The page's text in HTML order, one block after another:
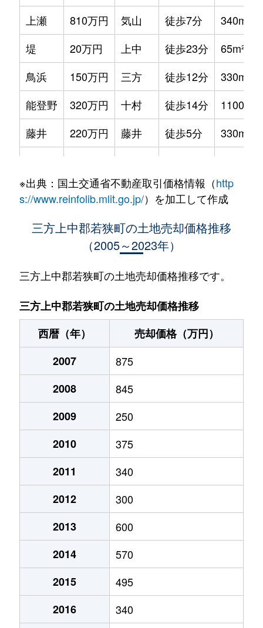
上瀬
810万円 気山 徒歩7分
340m²
堤
20万円 上中 徒歩23分
65m²
鳥浜
150万円 三方 徒歩12分
330m²
能登野
320万円 十村 徒歩14分
1100m²
藤井
220万円 藤井 徒歩5分
330m²
※出典：国土交通省不動産取引価格情報（http
s://www.reinfolib.mlit.go.jp/）を加工して作成
三方上中郡若狭町の土地売却価格推移
（2005～2023年）
三方上中郡若狭町の土地売却価格推移です。
三方上中郡若狭町の土地売却価格推移
西暦（年）
売却価格（万円）
2007
875
2008
845
2009
250
2010
375
2011
340
2012
300
2013
600
2014
570
2015
495
2016
340